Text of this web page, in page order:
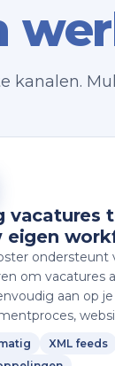
kanalen.
vacatures
eigen
ondersteunt
om vacatures
aan op
XML feeds